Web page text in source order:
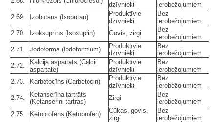
dzīvnieki
ierobežojumiem
2.69.
Izobutāns (Isobutan)
Produktīvie
dzīvnieki
Bez
ierobežojumiem
2.70.
Izoksuprīns (Isoxuprin) Govis, zirgi
Bez
ierobežojumiem
2.71.
Jodoforms (Iodoformium)
Produktīvie
dzīvnieki
Bez
ierobežojumiem
2.72.
Kalcija aspartāts (Calcii
aspartate)
Produktīvie
dzīvnieki
Bez
ierobežojumiem
2.73.
Karbetocīns (Carbetocin)
Produktīvie
dzīvnieki
Bez
ierobežojumiem
2.74.
Ketanserīna tartrāts
(Ketanserini tartras)
Zirgi
Bez
ierobežojumiem
2.75.
Ketoprofēns (Ketoprofen)
Cūkas, govis,
zirgi
Bez
ierobežojumiem